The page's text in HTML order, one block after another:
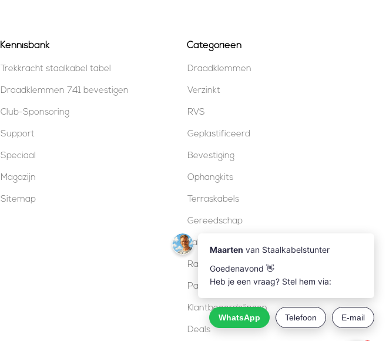
Kennisbank
Trekkracht staalkabel tabel
Draadklemmen 741 bevestigen
Club-Sponsoring
Support
Speciaal
Magazijn
Sitemap
Categorieën
Draadklemmen
Verzinkt
RVS
Geplastificeerd
Bevestiging
Ophangkits
Terraskabels
Gereedschap
Kabelsloten
Railing
Pakketten
Klantbeoordelingen
Deals